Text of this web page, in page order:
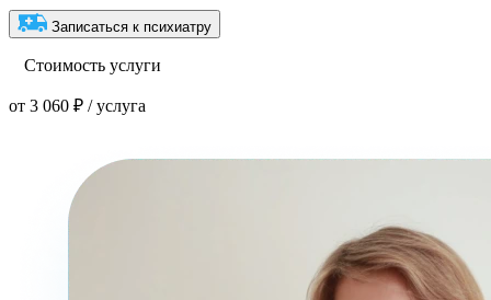
Записаться к психиатру
Стоимость услуги
от 3 060 ₽ / услуга